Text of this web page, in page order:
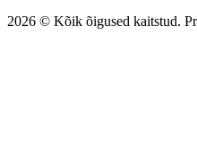
2026 © Kõik õigused kaitstud.